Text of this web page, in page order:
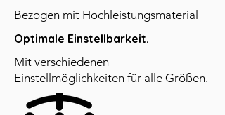
Bezogen mit Hochleistungsmaterial
Optimale Einstellbarkeit.
Mit verschiedenen
Einstellmöglichkeiten für alle Größen.